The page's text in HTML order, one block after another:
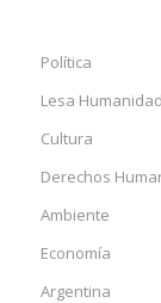
Política
Lesa Humanidad
Cultura
Derechos
Ambiente
Economía
Argentina